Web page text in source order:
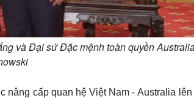
và Đại sứ Đặc mệnh toàn quyền
nâng cấp quan hệ Việt Nam - Australia